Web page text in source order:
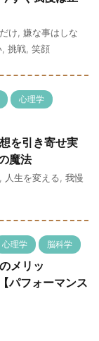
け 嫌な事はしな
挑戦 笑顔
心理学
を引き寄せ実
魔法
人生を変える 我慢
心理学 脳科学
メリッ
パフォーマンス